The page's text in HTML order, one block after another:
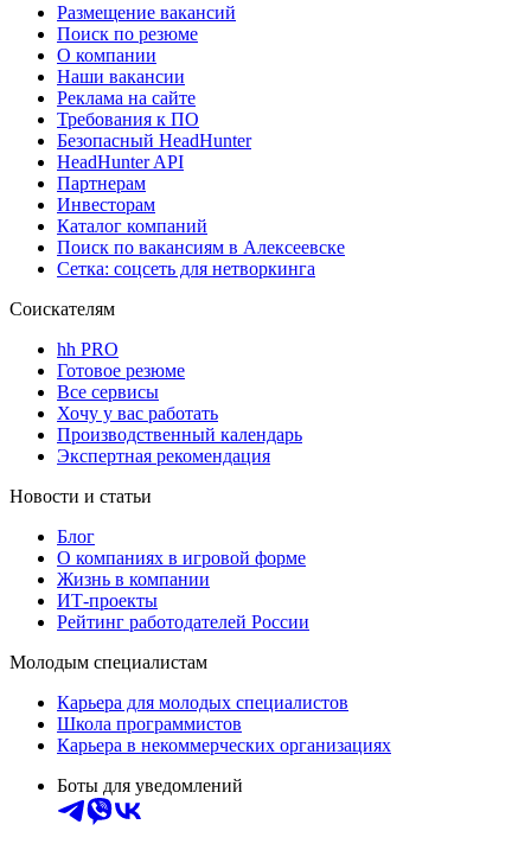
Размещение вакансий
Поиск по резюме
О компании
Наши вакансии
Реклама на сайте
Требования к ПО
Безопасный HeadHunter
HeadHunter API
Партнерам
Инвесторам
Каталог компаний
Поиск по вакансиям в Алексеевске
Сетка: соцсеть для нетворкинга
Соискателям
hh PRO
Готовое резюме
Все сервисы
Хочу у вас работать
Производственный календарь
Экспертная рекомендация
Новости и статьи
Блог
О компаниях в игровой форме
Жизнь в компании
ИТ-проекты
Рейтинг работодателей России
Молодым специалистам
Карьера для молодых специалистов
Школа программистов
Карьера в некоммерческих организациях
Боты для уведомлений